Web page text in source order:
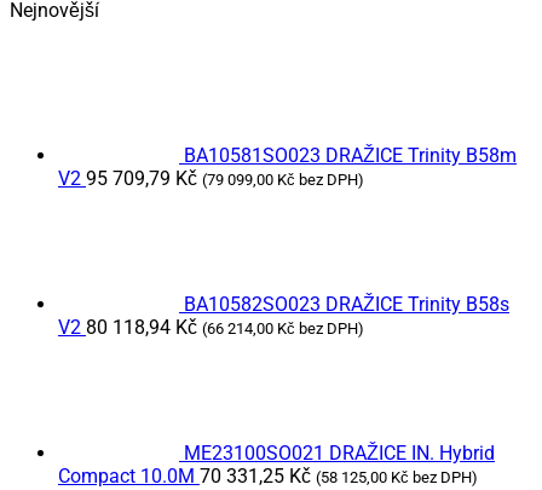
Nejnovější
BA10581SO023 DRAŽICE Trinity B58m
V2 95 709,79 Kč (79 099,00 Kč bez DPH)
BA10582SO023 DRAŽICE Trinity B58s
V2 80 118,94 Kč (66 214,00 Kč bez DPH)
ME23100SO021 DRAŽICE IN. Hybrid
Compact 10.0M 70 331,25 Kč (58 125,00 Kč bez DPH)